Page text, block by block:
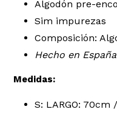
Algodón pre-
Sim impurezas
Composición:
Hecho en España
Medidas:
S: LARGO: 70cm